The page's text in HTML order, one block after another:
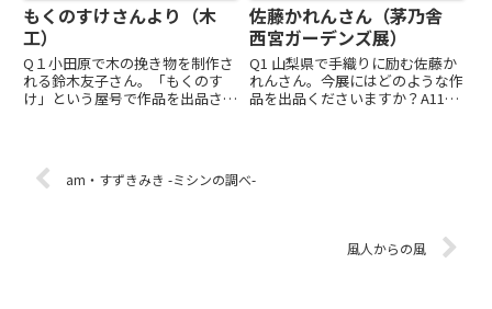
もくのすけさんより（木
工）
Q１小田原で木の挽き物を制作さ
れる鈴木友子さん。「もくのす
け」という屋号で作品を出品され
当箱に加えて、今年は玉縁のお皿
や素朴なにとり盆、大ぶりなお椀
佐藤かれんさん（茅乃舎
西宮ガーデンズ展）
Q1 山梨県で手織りに励む佐藤か
れんさん。今展にはどのような作
品を出品くださいますか？A11年
中心に爽やかな色合いの手織...
am・すずきみき -ミシンの調べ-
風人からの風